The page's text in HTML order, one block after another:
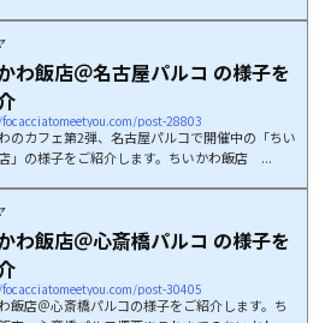
わ飯店＠名古屋パルコ の様子を
post-28803
のカフェ第2弾、名古屋パルコで開催中の「ちい
」の様子をご紹介します。ちいかわ飯店 ...
わ飯店＠心斎橋パルコ の様子を
post-30405
飯店＠心斎橋パルコの様子をご紹介します。ち